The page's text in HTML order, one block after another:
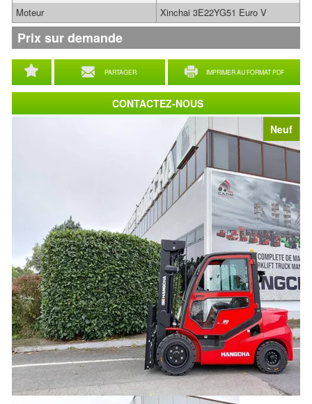
Neuf
PARTAGER IMPRIMER AU FORMAT PDF
Moteur
Xinchai 3E22YG51 Euro V
Prix sur demande
CONTACTEZ-NOUS